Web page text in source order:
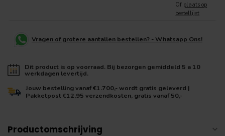
Of plaats op
bestellijst
Vragen of grotere aantallen bestellen? - Whatsapp Ons!
Dit product is op voorraad. Bij bezorgen gemiddeld 5 a 10
werkdagen levertijd.
Jouw bestelling vanaf €1.700,- wordt gratis geleverd |
Pakketpost €12,95 verzendkosten, gratis vanaf 50,-
Productomschrijving